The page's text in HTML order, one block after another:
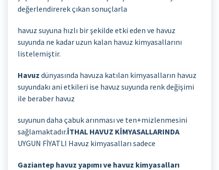
değerlendirerek çıkan sonuçlarla
havuz suyuna hızlı bir şekilde etki eden ve havuz
suyunda ne kadar uzun kalan havuz kimyasallarını
listelemiştir.
Havuz dünyasında havuza katılan kimyasalların havuz
suyundakı ani etkileri ise havuz suyunda renk değişimi
ile beraber havuz
suyunun daha çabuk arınması ve ten+mizlenmesini
sağlamaktadır.İTHAL HAVUZ KİMYASALLARINDA
UYGUN FİYATLI Havuz kimyasalları sadece
Gaziantep havuz yapımı ve havuz kimyasalları